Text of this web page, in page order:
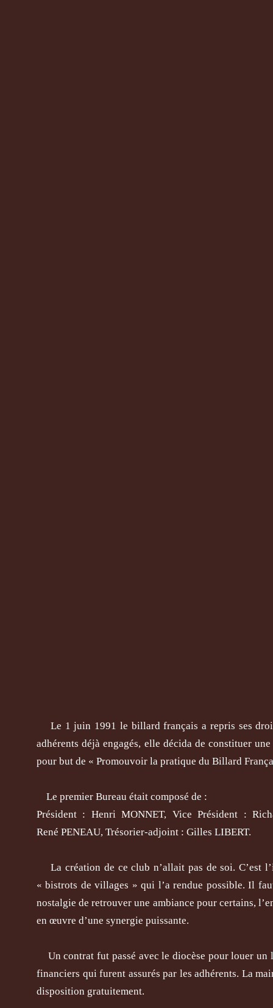
Le 1 juin 1991 le billard français a repris ses
adhérents déjà engagés, elle décida de constituer
pour but de « Promouvoir la pratique du Billard
Le premier Bureau était composé de :
Président : Henri MONNET, Vice Président :
René PENEAU, Trésorier-adjoint : Gilles LIBERT.
La création de ce club n’allait pas de soi. C’est
« bistrots de villages » qui l’a rendue possible. Il
nostalgie de retrouver une ambiance pour certains,
en œuvre d’une synergie puissante.
Un contrat fut passé avec le diocèse pour louer un
financiers qui furent assurés par les adhérents. La
disposition gratuitement.